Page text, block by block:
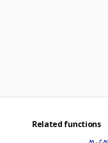
Related functions